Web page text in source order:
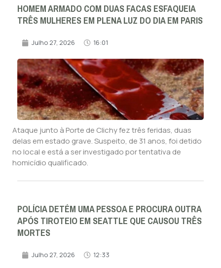
HOMEM ARMADO COM DUAS FACAS ESFAQUEIA
TRÊS MULHERES EM PLENA LUZ DO DIA EM PARIS
Julho 27, 2026 16:01
Ataque junto à Porte de Clichy fez três feridas, duas
delas em estado grave. Suspeito, de 31 anos, foi detido
no local e está a ser investigado por tentativa de
homicídio qualificado.
POLÍCIA DETÉM UMA PESSOA E PROCURA OUTRA
APÓS TIROTEIO EM SEATTLE QUE CAUSOU TRÊS
MORTES
Julho 27, 2026 12:33